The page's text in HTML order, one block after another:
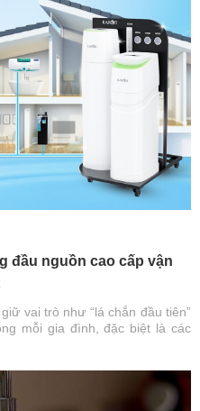
đầu nguồn cao cấp vận
vai trò như “lá chắn đầu tiên”
mỗi gia đình, đặc biệt là các